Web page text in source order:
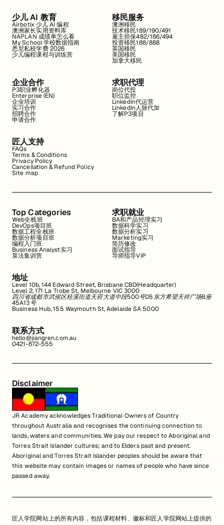
少儿 AI 教育
Airbotix 少儿 AI 编程
澳洲家长实用资料库
NAPLAN 成绩单怎么看
My School 学校数据指南
悉尼私校学费 2026
少儿编程课程与训练营
移民服务
澳洲移民
技术移民189/190/491
雇主担保482/186/494
投资移民188/888
英国移民
美国移民
加拿大移民
企业合作
P3职业孵化器
Enterprise (EN)
企业培训
实习合作
招聘合作
申请合作
求职代理
岗位代投
职位监控
LinkedIn代运营
LinkedIn人脉代加
了解P3项目
匠人支持
FAQs
Terms & Conditions
Privacy Policy
Cancellation & Refund Policy
Site map
Top Categories
Web全栈班
DevOps项目班
数据工程全栈班
数据分析项目班
编程入门班
Business Analyst实习
算法集训营
求职就业
BA和产品经理实习
数据科学实习
数据分析实习
Marketing实习
简历修改
面试指导
导师指导VIP
地址
Level 10b, 144 Edward Street, Brisbane CBD(Headquarter)
Level 2, 171 La Trobe St, Melbourne VIC 3000
四川省成都市武侯区桂溪街道天府大道中段500号D5东方希望天祥广场B座
45A13号
Business Hub, 155 Waymouth St, Adelaide SA 5000
联系方式
hello@jiangren.com.au
0421-672-555
Disclaimer
JR Academy acknowledges Traditional Owners of Country
throughout Australia and recognises the continuing connection to
lands, waters and communities. We pay our respect to Aboriginal and
Torres Strait Islander cultures; and to Elders past and present.
Aboriginal and Torres Strait Islander peoples should be aware that
this website may contain images or names of people who have since
passed away.
匠人学院网站上的所有内容，包括课程材料、徽标和匠人学院网站上提供的